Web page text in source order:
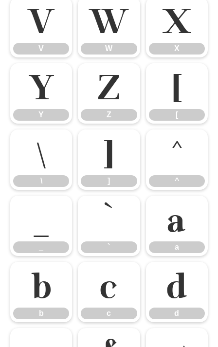
V
V
W
W
X
X
Y
Y
Z
Z
[
[
\
\
]
]
^
^
`
`
a
a
b
b
c
c
d
d